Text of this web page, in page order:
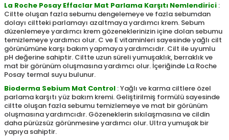
La Roche Posay Effaclar Mat Parlama Karşıtı Nemlendirici :
Ciltte oluşan fazla sebumu dengelemeye ve fazla sebumdan
dolayı ciltteki parlamayı azaltmaya yardımcı krem. Sebum
düzenlemeye yardımcı krem gözeneklerinizin içine dolan sebumu
temizlemeye yardımcı olur. C ve E vitaminleri sayesinde yağlı cilt
görünümüne karşı bakım yapmaya yardımcıdır. Cilt ile uyumlu
pH değerine sahiptir. Ciltte uzun süreli yumuşaklık, berraklık ve
mat bir görünüm oluşmasına yardımcı olur. İçeriğinde La Roche
Posay termal suyu bulunur.
Bioderma Sebium Mat Control : Yağlı ve karma ciltlere özel
parlama karşıtı yüz bakım kremi. Geliştirilmiş formülü sayesinde
ciltte oluşan fazla sebumu temizlemeye ve mat bir görünüm
oluşmasına yardımcıdır. Gözeneklerin sıkılaşmasına ve cildin
daha pürüzsüz görünmesine yardımcı olur. Ultra yumuşak bir
yapıya sahiptir.